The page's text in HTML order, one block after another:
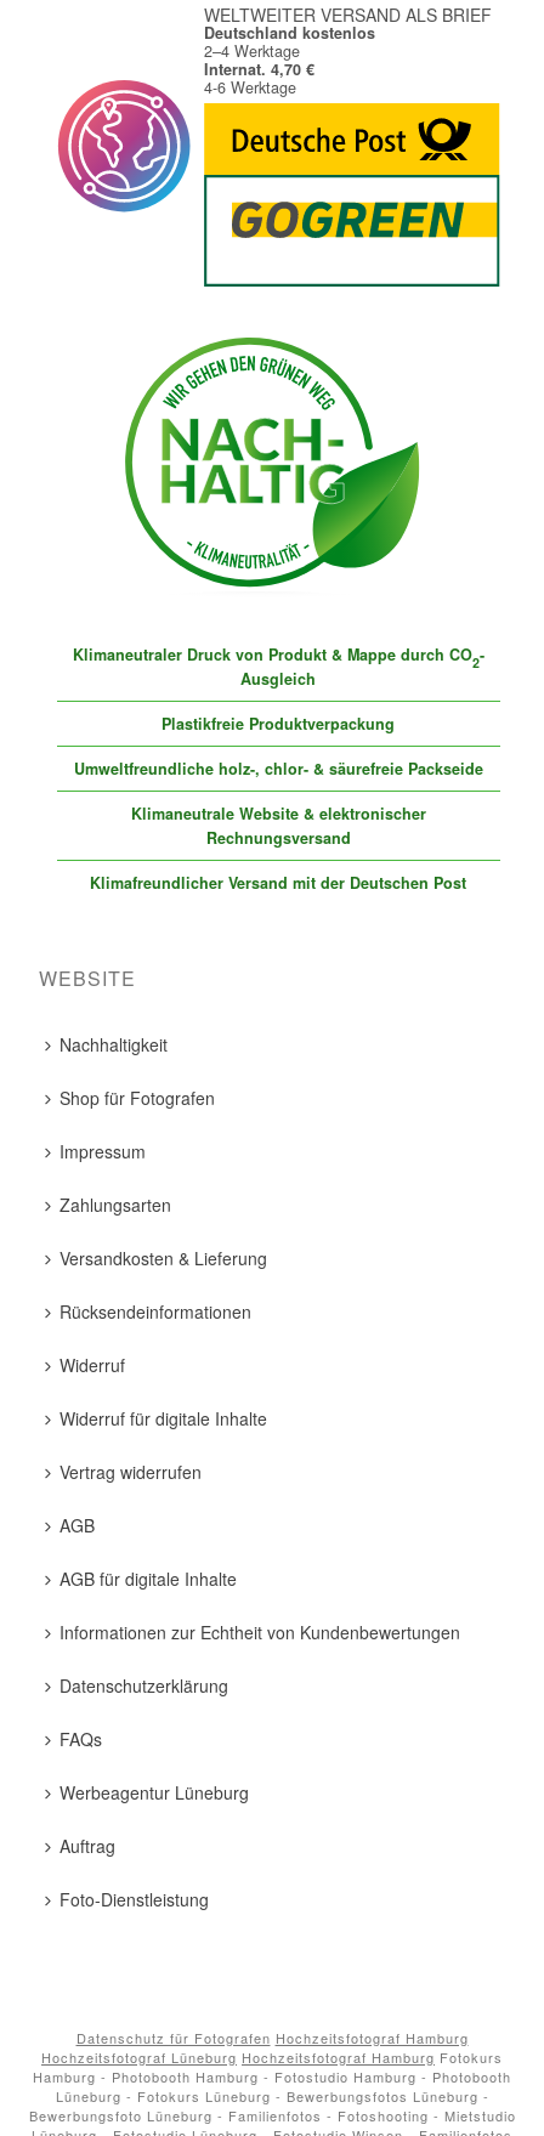
WELTWEITER VERSAND ALS BRIEF
Deutschland kostenlos
2–4 Werktage
Internat. 4,70 €
4-6 Werktage
Klimaneutraler Druck von Produkt & Mappe durch CO2-
Ausgleich
Plastikfreie Produktverpackung
Umweltfreundliche holz-, chlor- & säurefreie Packseide
Klimaneutrale Website & elektronischer
Rechnungsversand
Klimafreundlicher Versand mit der Deutschen Post
WEBSITE
Nachhaltigkeit
Shop für Fotografen
Impressum
Zahlungsarten
Versandkosten & Lieferung
Rücksendeinformationen
Widerruf
Widerruf für digitale Inhalte
Vertrag widerrufen
AGB
AGB für digitale Inhalte
Informationen zur Echtheit von Kundenbewertungen
Datenschutzerklärung
FAQs
Werbeagentur Lüneburg
Auftrag
Foto-Dienstleistung
Datenschutz für Fotografen Hochzeitsfotograf Hamburg
Hochzeitsfotograf Lüneburg Hochzeitsfotograf Hamburg Fotokurs
Hamburg - Photobooth Hamburg - Fotostudio Hamburg - Photobooth
Lüneburg - Fotokurs Lüneburg - Bewerbungsfotos Lüneburg -
Bewerbungsfoto Lüneburg - Familienfotos - Fotoshooting - Mietstudio